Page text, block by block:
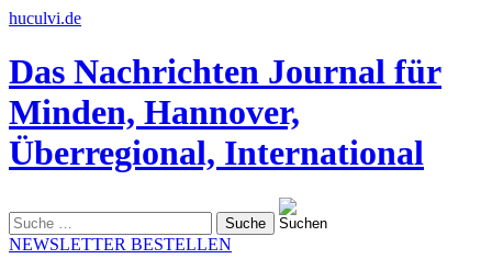
huculvi.de
Das Nachrichten Journal für
Minden, Hannover,
Überregional, International
nach:
NEWSLETTER BESTELLEN